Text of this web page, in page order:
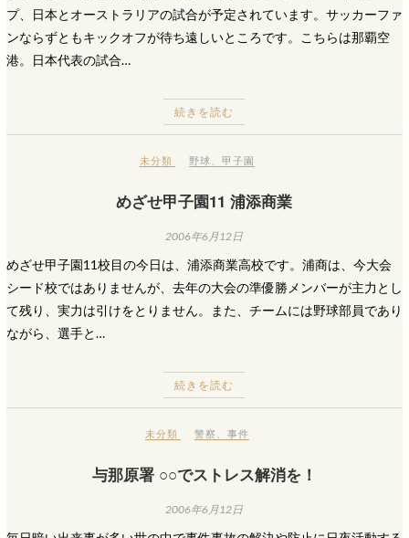
プ、日本とオーストラリアの試合が予定されています。サッカーファ
ンならずともキックオフが待ち遠しいところです。こちらは那覇空
港。日本代表の試合…
続きを読む
未分類 野球 、甲子園
めざせ甲子園11 浦添商業
2006年6月12日
めざせ甲子園11校目の今日は、浦添商業高校です。浦商は、今大会
シード校ではありませんが、去年の大会の準優勝メンバーが主力とし
て残り、実力は引けをとりません。また、チームには野球部員であり
ながら、選手と…
続きを読む
未分類 警察 、事件
与那原署 ○○でストレス解消を！
2006年6月12日